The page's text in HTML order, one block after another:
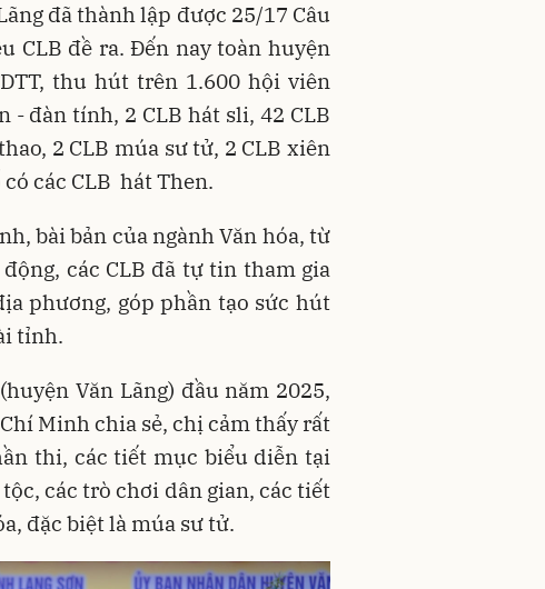
đã thành lập được 25/17 Câu
CLB đề ra. Đến nay toàn huyện
thu hút trên 1.600 hội viên
- đàn tính, 2 CLB hát sli, 42 CLB
2 CLB múa sư tử, 2 CLB xiên
các CLB hát Then.
bài bản của ngành Văn hóa, từ
các CLB đã tự tin tham gia
phương, góp phần tạo sức hút
tỉnh.
Văn Lãng) đầu năm 2025,
Minh chia sẻ, chị cảm thấy rất
thi, các tiết mục biểu diễn tại
các trò chơi dân gian, các tiết
đặc biệt là múa sư tử.